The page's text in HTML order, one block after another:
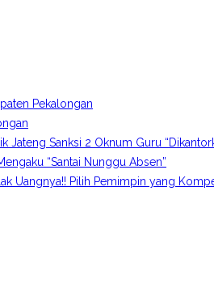
Pekalongan
Jateng Sanksi 2 Oknum Guru
“Santai Nunggu Absen”
Uangnya!! Pilih Pemimpin yang